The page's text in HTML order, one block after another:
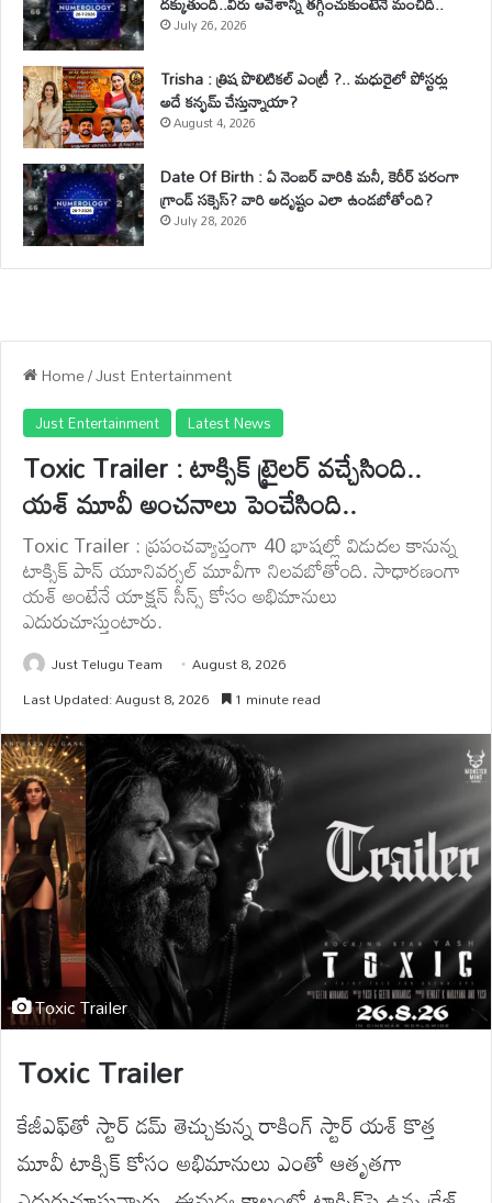
July 26, 2026
Trisha : త్రిష పొలిటికల్ ఎంట్రీ ?.. మధురైలో పోస్టర్లు
అదే కన్ఫమ్ చేస్తున్నాయా?
August 4, 2026
Date Of Birth : ఏ నెంబర్ వారికి మనీ, కెరీర్ పరంగా
గ్రాండ్ సక్సెస్? వారి అదృష్టం ఎలా ఉండబోతోంది?
July 28, 2026